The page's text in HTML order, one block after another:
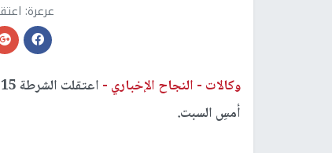
عرعرة: اعتقال 15 شخصا على
وكالات - النجاح الإخباري -
أمسِ السبت.